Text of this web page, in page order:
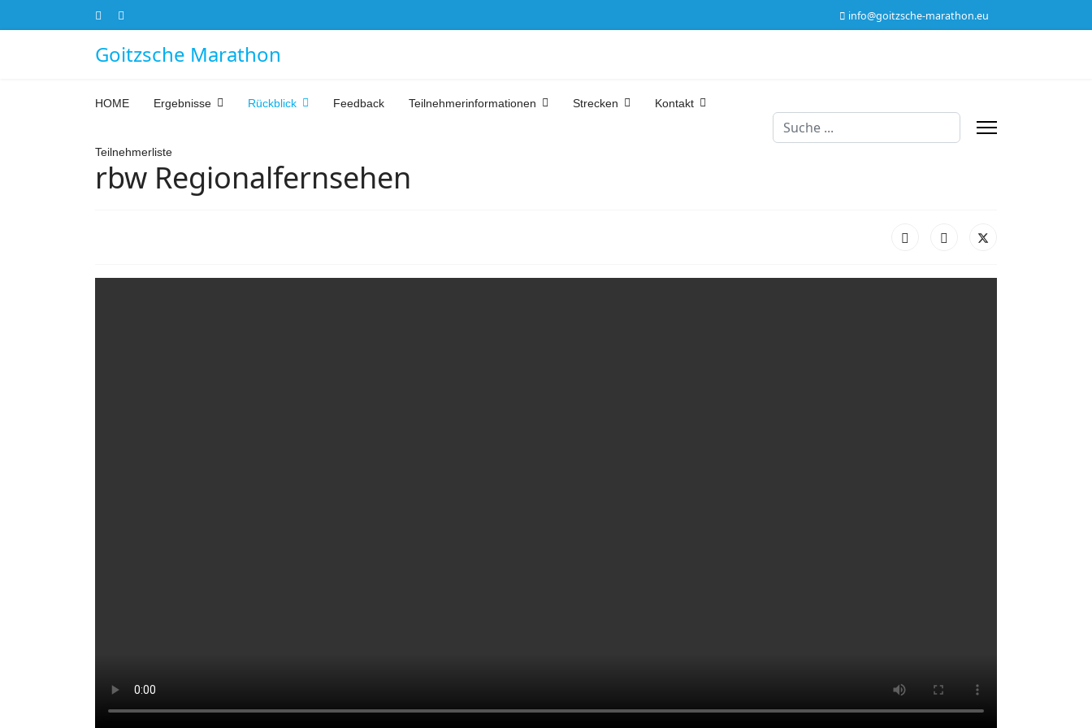
info@goitzsche-marathon.eu
Goitzsche Marathon
HOME Ergebnisse Rückblick Feedback Teilnehmerinformationen Strecken Kontakt
Teilnehmerliste
Suchen
rbw Regionalfernsehen